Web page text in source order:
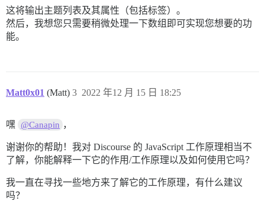
这将输出主题列表及其属性（包括标签）。
然后，我想您只需要稍微处理一下数组即可实现您想要的功
能。
Matt0x01 (Matt) 2022 年12 月 15 日 18:25
3
嘿 @Canapin ，
谢谢你的帮助！我对 Discourse 的 JavaScript 工作原理相当不
了解，你能解释一下它的作用/工作原理以及如何使用它吗？
我一直在寻找一些地方来了解它的工作原理，有什么建议
吗？